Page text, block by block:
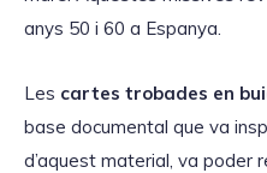
anys 50 i 60 a Espanya.
Les cartes trobades en
base documental que va
d’aquest material, va poder